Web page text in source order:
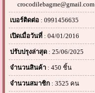
crocodilebagme@gmail.com
เบอร์ติดต่อ : 0991456635
เปิดเมื่อวันที่ : 04/01/2016
ปรับปรุงล่าสุด : 25/06/2025
จำนวนสินค้า : 450 ชิ้น
จำนวนสมาชิก : 3525 คน